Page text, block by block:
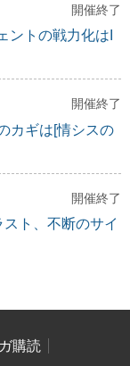
開催終了
ントの戦力化はI
開催終了
カギは[情シスの
開催終了
ト、不断のサイ
購読